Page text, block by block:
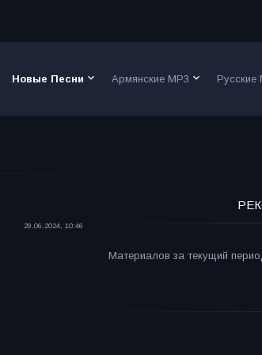
Новые Песни keyboard_arrow_down Армянские MP3 keyboard_arrow_down Русские
29.06.2024, 10:46
Материалов за текущий